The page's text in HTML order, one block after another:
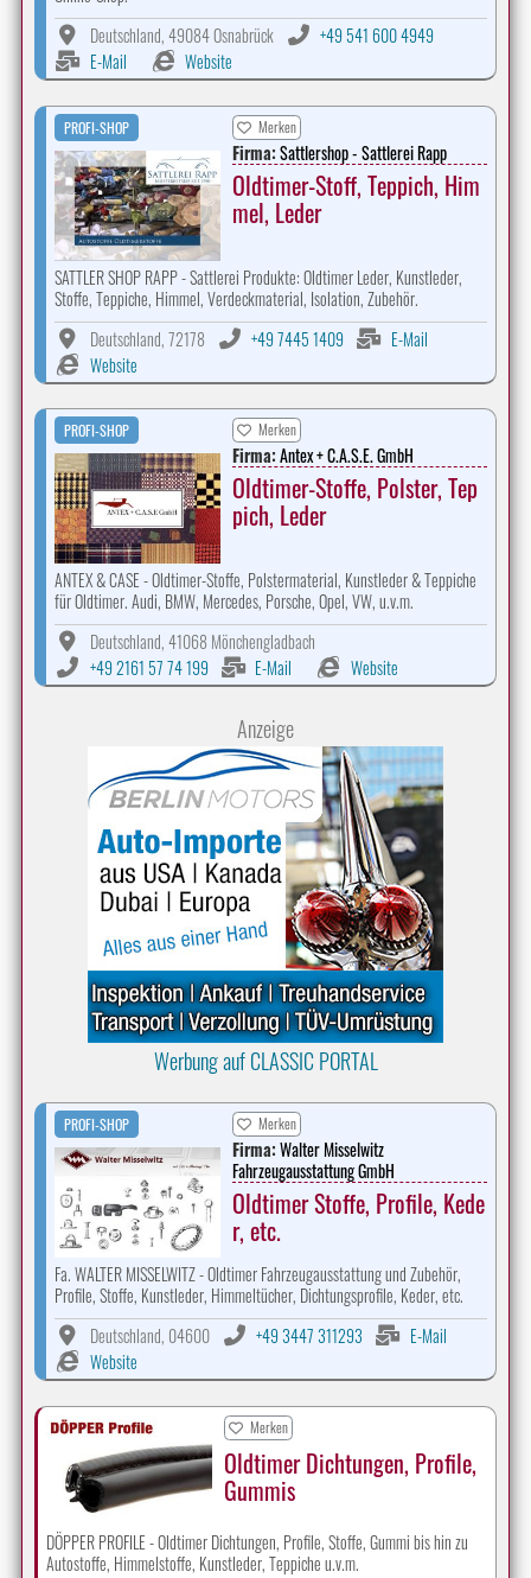
Deutschland, 49084 Osnabrück
+49 541 600 4949
E-Mail
Website
PROFI-SHOP Merken
Firma:Sattlershop - Sattlerei Rapp
Oldtimer-Stoff, Teppich, Him
mel, Leder
SATTLER SHOP RAPP - Sattlerei Produkte: Oldtimer Leder, Kunstleder,
Stoffe, Teppiche, Himmel, Verdeckmaterial, Isolation, Zubehör.
Deutschland, 72178
+49 7445 1409
E-Mail
Website
PROFI-SHOP Merken
Firma:Antex + C.A.S.E. GmbH
Oldtimer-Stoffe, Polster, Tep
pich, Leder
ANTEX & CASE - Oldtimer-Stoffe, Polstermaterial, Kunstleder & Teppiche
für Oldtimer. Audi, BMW, Mercedes, Porsche, Opel, VW, u.v.m.
Deutschland, 41068 Mönchengladbach
+49 2161 57 74 199
E-Mail Website
Anzeige
Werbung auf CLASSIC PORTAL
PROFI-SHOP Merken
Firma:Walter Misselwitz
Fahrzeugausstattung GmbH
Oldtimer Stoffe, Profile, Kede
r, etc.
Fa. WALTER MISSELWITZ - Oldtimer Fahrzeugausstattung und Zubehör,
Profile, Stoffe, Kunstleder, Himmeltücher, Dichtungsprofile, Keder, etc.
Deutschland, 04600
+49 3447 311293
E-Mail
Website
Merken
Oldtimer Dichtungen, Profile,
Gummis
DÖPPER PROFILE - Oldtimer Dichtungen, Profile, Stoffe, Gummi bis hin zu
Autostoffe, Himmelstoffe, Kunstleder, Teppiche u.v.m.